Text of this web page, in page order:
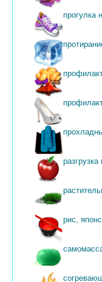
прогулка
рис,